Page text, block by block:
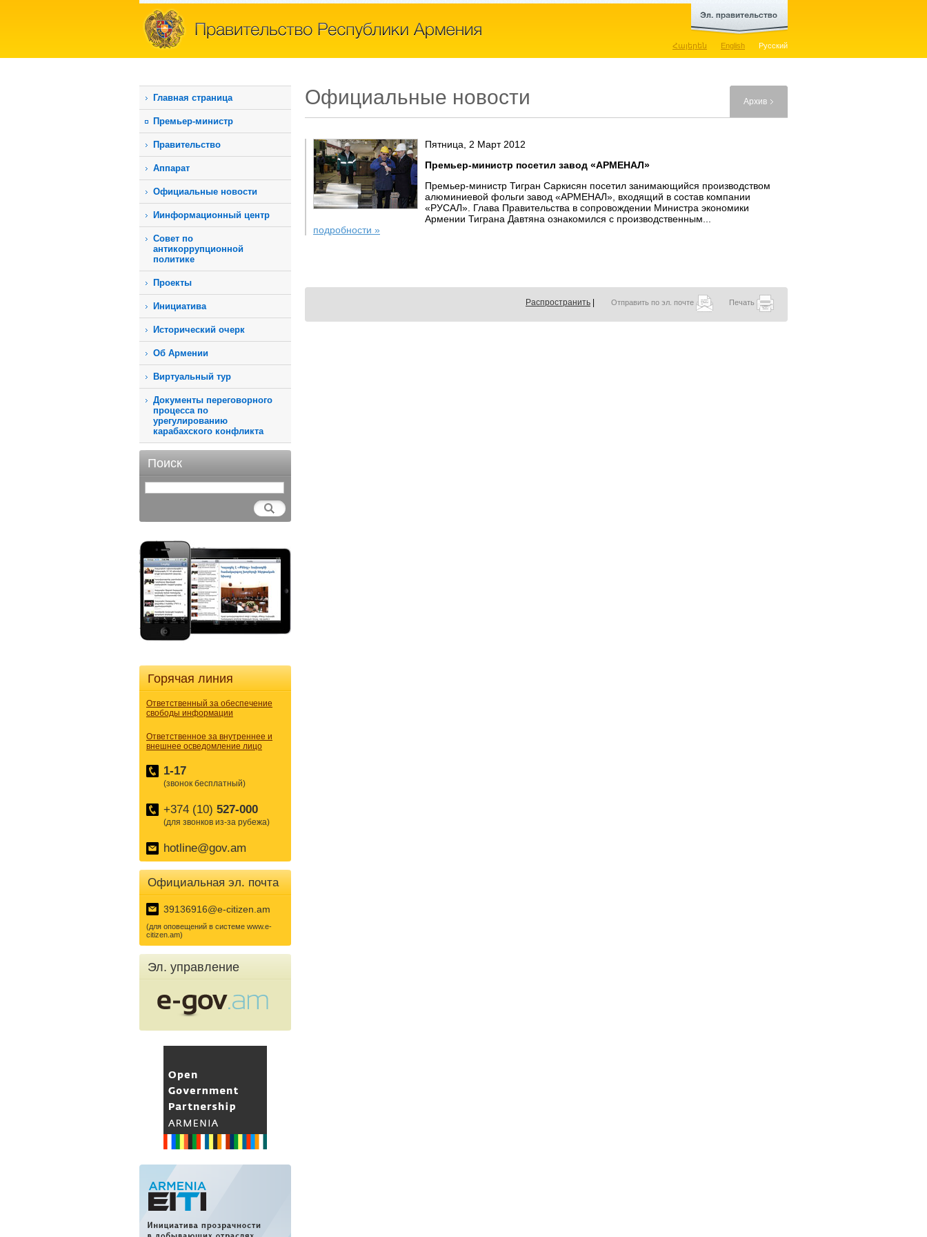
Հայերեն English Русский
Главная страница
Премьер-министр
Правительство
Аппарат
Официальные новости
Иинформационный центр
Совет по
антикоррупционной
политике
Проекты
Инициатива
Исторический очерк
Об Армении
Виртуальный тур
Документы переговорного
процесса по
урегулированию
карабахского конфликта
Поиск
Горячая линия
Ответственный за обеспечение
свободы информации
Ответственное за внутреннее и
внешнее осведомление лицо
1-17
(звонок бесплатный)
+374 (10) 527-000
(для звонков из-за рубежа)
hotline@gov.am
Официальная эл. почта
39136916@e-citizen.am
(для оповещений в системе www.e-
citizen.am)
Эл. управление
Официальные новости Архив
Пятница, 2 Март 2012
Премьер-министр посетил завод «АРМЕНАЛ»
Премьер-министр Тигран Саркисян посетил занимающийся производством
алюминиевой фольги завод «АРМЕНАЛ», входящий в состав компании
«РУСАЛ». Глава Правительства в сопровождении Министра экономики
Армении Тиграна Давтяна ознакомился с производственным...
подробности »
Распространить Отправить по эл. почте Печать